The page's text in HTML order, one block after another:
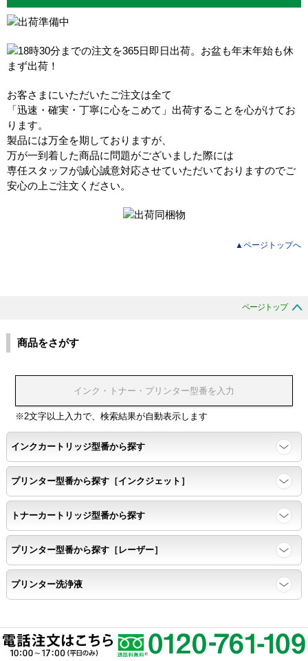
お客さまにいただいたご注文は全て
「迅速・確実・丁寧に心をこめて」出荷することを心がけてお
ります。
製品には万全を期しておりますが、
万が一到着した商品に問題がございました際には
専任スタッフが誠心誠意対応させていただいておりますのでご
安心の上ご注文ください。
▲ページトップへ
ページトップ
商品をさがす
※2文字以上入力で、検索結果が自動表示します
インクカートリッジ型番から探す
プリンター型番から探す［インクジェット］
トナーカートリッジ型番から探す
プリンター型番から探す［レーザー］
プリンター洗浄液